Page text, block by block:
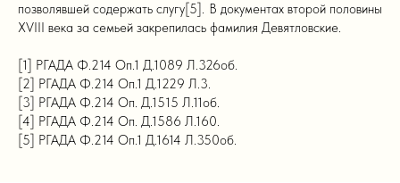
позволявшей содержать слугу[5]. В документах второй половины
XVIII века за семьей закрепилась фамилия Девятловские.
[1] РГАДА Ф.214 Оп.1 Д.1089 Л.326об.
[2] РГАДА Ф.214 Оп.1 Д.1229 Л.3.
[3] РГАДА Ф.214 Оп. Д.1515 Л.11об.
[4] РГАДА Ф.214 Оп. Д.1586 Л.160.
[5] РГАДА Ф.214 Оп.1 Д.1614 Л.350об.